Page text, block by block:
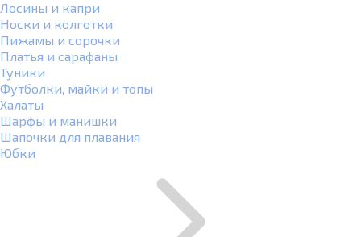
Лосины и капри
Носки и колготки
Пижамы и сорочки
Платья и сарафаны
Туники
Футболки, майки и топы
Халаты
Шарфы и манишки
Шапочки для плавания
Юбки